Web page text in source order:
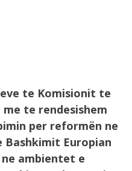
te Komisionit te
te rendesishem
per reformën ne
Bashkimit Europian
ambientet e